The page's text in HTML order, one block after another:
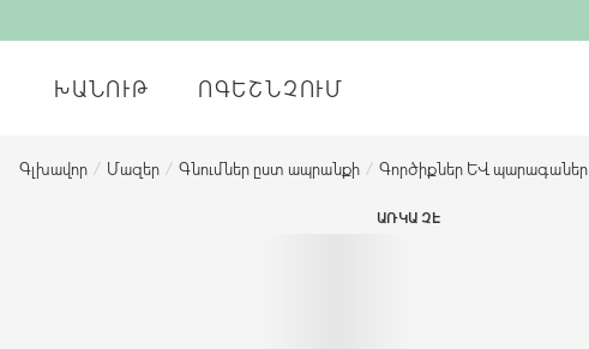
ԽԱՆՈՒԹ ՈԳԵՇՆՉՈՒՄ
Գլխավոր / Մազեր / Գնումներ ըստ ապրանքի / Գործիքներ և պարագաներ
ԱՌԿԱ ՉԷ